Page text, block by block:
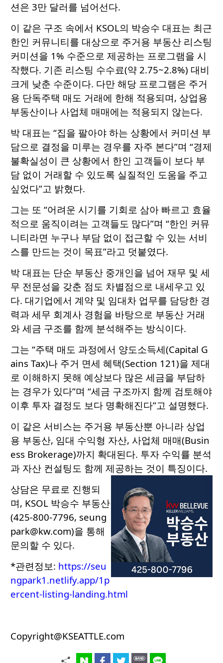
션은 3만 달러를 넘어선다.
이 같은 구조 속에서 KSOL의 박승수 대표는 최근
한인 커뮤니티를 대상으로 주거용 부동산 리스팅
커미션을 1% 수준으로 제공하는 프로그램을 시
작했다. 기존 리스팅 수수료(약 2.75~2.8%) 대비
크게 낮춘 수준이다. 다만 해당 프로그램은 주거
용 단독주택 매도 거래에 한해 적용되며, 상업용
부동산이나 사업체 매매에는 적용되지 않는다.
박 대표는 “집을 팔아야 하는 상황에서 커미션 부
담으로 결정을 미루는 경우를 자주 본다”며 “경제
불확실성이 큰 상황에서 한인 고객들이 보다 부
담 없이 거래할 수 있도록 실질적인 도움을 주고
싶었다”고 밝혔다.
그는 또 “어려운 시기를 기회로 삼아 빠르고 효율
적으로 움직이려는 고객들도 많다”며 “한인 커뮤
니티라면 누구나 부담 없이 접근할 수 있는 서비
스를 만드는 것이 목표”라고 덧붙였다.
박 대표는 단순 부동산 중개인을 넘어 재무 및 세
무 전문성을 갖춘 점도 차별점으로 내세우고 있
다. 대기업에서 계약 및 임대차 업무를 담당한 경
력과 세무 회계사 경험을 바탕으로 부동산 거래
와 세금 구조를 함께 분석해주는 방식이다.
그는 “주택 매도 과정에서 양도소득세(Capital G
ains Tax)나 주거 면세 혜택(Section 121)을 제대
로 이해하지 못해 예상보다 많은 세금을 부담하
는 경우가 있다”며 “세금 구조까지 함께 검토해야
이후 투자 결정도 보다 명확해진다”고 설명했다.
이 같은 서비스는 주거용 부동산뿐 아니라 상업
용 부동산, 임대 수익형 자산, 사업체 매매(Busin
ess Brokerage)까지 확대된다. 투자 수익률 분석
과 자산 컨설팅도 함께 제공하는 것이 특징이다.
상담은 무료로 진행되
며, KSOL 박승수 부동산
(425-800-7796, seung
park@kw.com)을 통해
문의할 수 있다.
*관련정보: https://seu
ngpark1.netlify.app/1p
ercent-listing-landing.html
Copyright@KSEATTLE.com